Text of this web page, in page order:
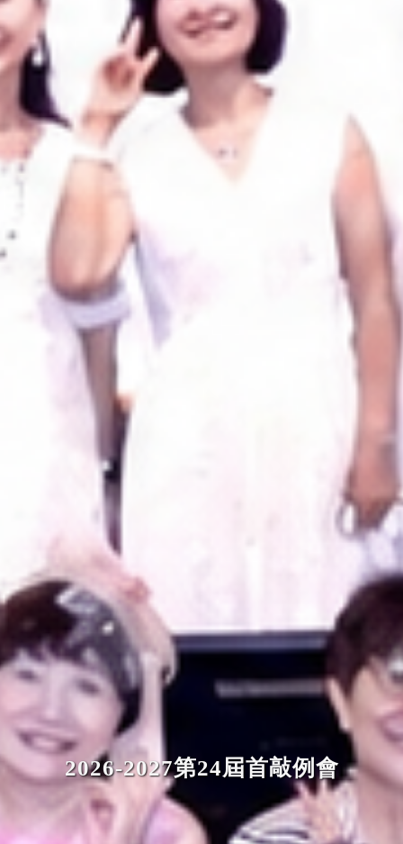
2026-2027第24屆首敲例會